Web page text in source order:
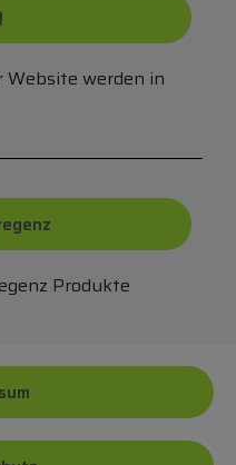
Website werden in
Produkte